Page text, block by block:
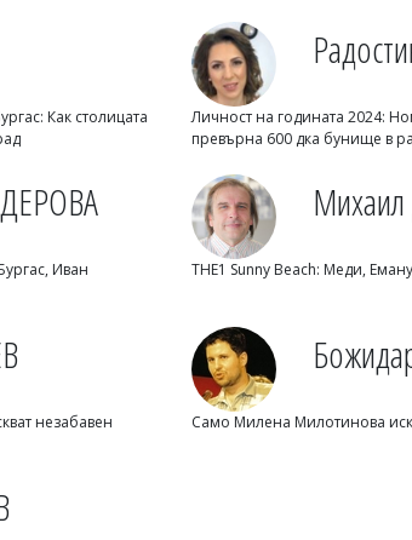
Как столицата
Личност на годината 2024:
превърна 600 дка бунище в
Иван
THE1 Sunny Beach: Меди,
незабавен
Само Милена Милотинова